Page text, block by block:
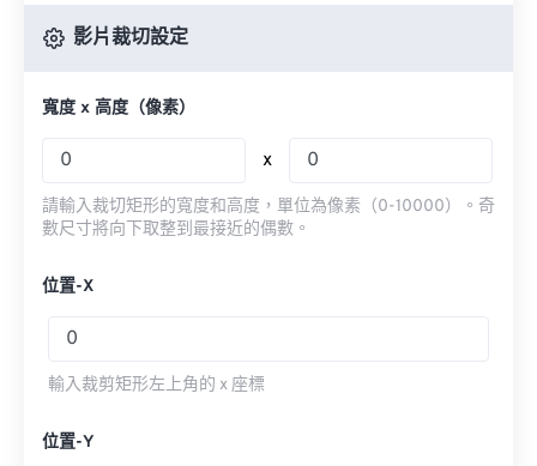
影片裁切設定
寬度 x 高度（像素）
x
請輸入裁切矩形的寬度和高度，單位為像素（0-10000）。奇
數尺寸將向下取整到最接近的偶數。
位置-X
輸入裁剪矩形左上角的 x 座標
位置-Y